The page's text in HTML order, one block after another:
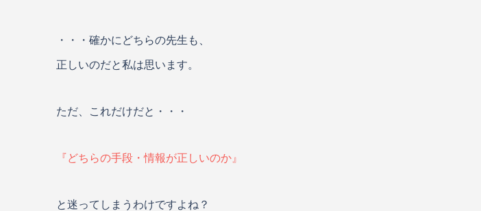
・・・確かにどちらの先生も、
正しいのだと私は思います。
ただ、これだけだと・・・
『どちらの手段・情報が正しいのか』
と迷ってしまうわけですよね？